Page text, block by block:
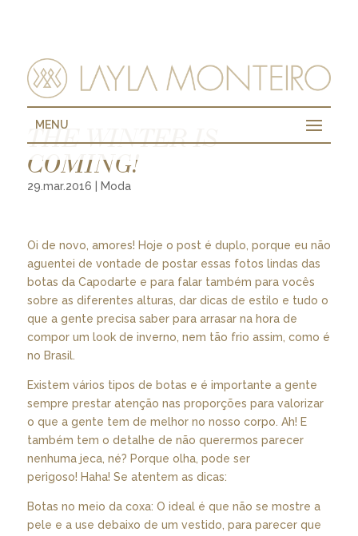
MENU
THE WINTER IS
COMING!
29.mar.2016 Moda
Oi de novo, amores! Hoje o post é duplo, porque eu não
aguentei de vontade de postar essas fotos lindas das
botas da Capodarte e para falar também para vocês
sobre as diferentes alturas, dar dicas de estilo e tudo o
que a gente precisa saber para arrasar na hora de
compor um look de inverno, nem tão frio assim, como é
no Brasil.
Existem vários tipos de botas e é importante a gente
sempre prestar atenção nas proporções para valorizar
o que a gente tem de melhor no nosso corpo. Ah! E
também tem o detalhe de não querermos parecer
nenhuma jeca, né? Porque olha, pode ser
perigoso! Haha! Se atentem as dicas:
Botas no meio da coxa: O ideal é que não se mostre a
pele e a use debaixo de um vestido, para parecer que